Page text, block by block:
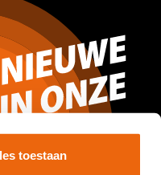
toestaan